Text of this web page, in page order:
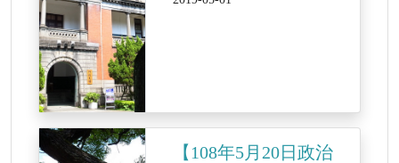
【108年5月20日政治